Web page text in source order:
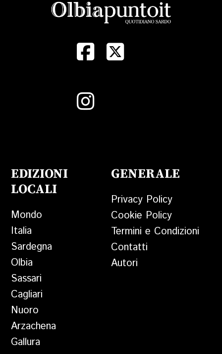
EDIZIONI
LOCALI
Mondo
Italia
Sardegna
Olbia
Sassari
Cagliari
Nuoro
Arzachena
Gallura
GENERALE
Privacy Policy
Cookie Policy
Termini e Condizioni
Contatti
Autori